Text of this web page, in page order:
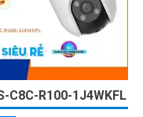
C8C-R100-1J4WKFL